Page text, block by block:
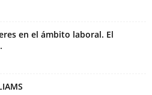
en el ámbito laboral. El